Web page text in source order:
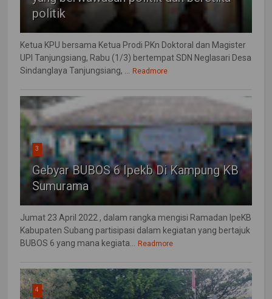
politik
Ketua KPU bersama Ketua Prodi PKn Doktoral dan Magister
UPI Tanjungsiang, Rabu (1/3) bertempat SDN Neglasari Desa
Sindanglaya Tanjungsiang, ... Readmore
3
Gebyar BUBOS 6 Ipekb Di Kampung KB
Sumurama
Jumat 23 April 2022 , dalam rangka mengisi Ramadan IpeKB
Kabupaten Subang partisipasi dalam kegiatan yang bertajuk
BUBOS 6 yang mana kegiata... Readmore
4